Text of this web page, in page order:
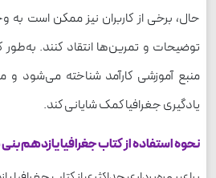
حال، برخی از کاربران نیز ممکن است
توضیحات و تمرین‌ها انتقاد کنند.
منبع آموزشی کارآمد شناخته می‌شود و
یادگیری جغرافیا کمک شایانی کند.
نحوه استفاده از کتاب جغرافیا یازدهم